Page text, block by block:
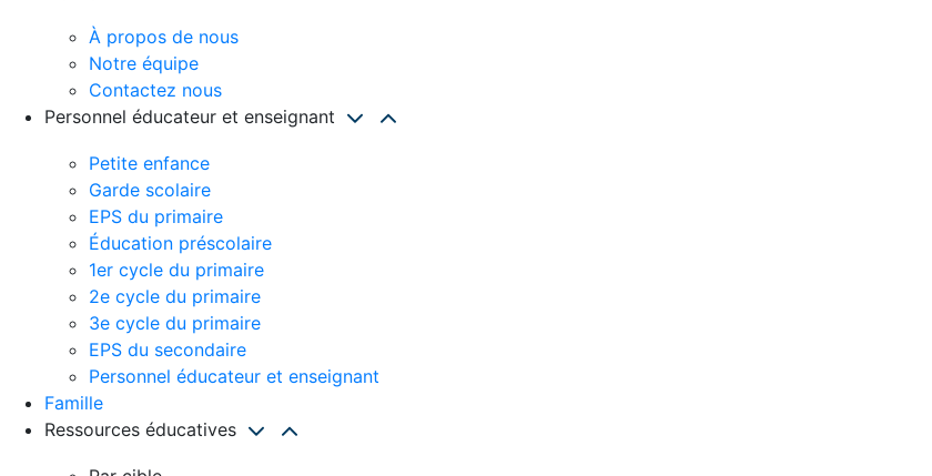
À propos de nous
Notre équipe
Contactez nous
Personnel éducateur et enseignant
Petite enfance
Garde scolaire
EPS du primaire
Éducation préscolaire
1er cycle du primaire
2e cycle du primaire
3e cycle du primaire
EPS du secondaire
Personnel éducateur et enseignant
Famille
Ressources éducatives